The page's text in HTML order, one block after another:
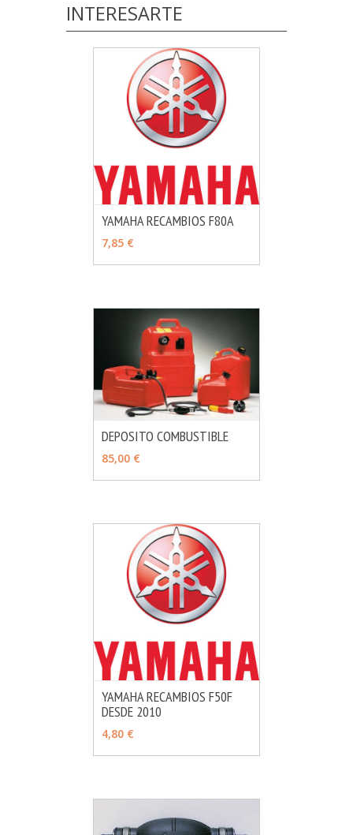
INTERESARTE
YAMAHA RECAMBIOS F80A
7,85 €
DEPOSITO COMBUSTIBLE
85,00 €
VER OPCIONES
YAMAHA RECAMBIOS F50F
DESDE 2010
4,80 €